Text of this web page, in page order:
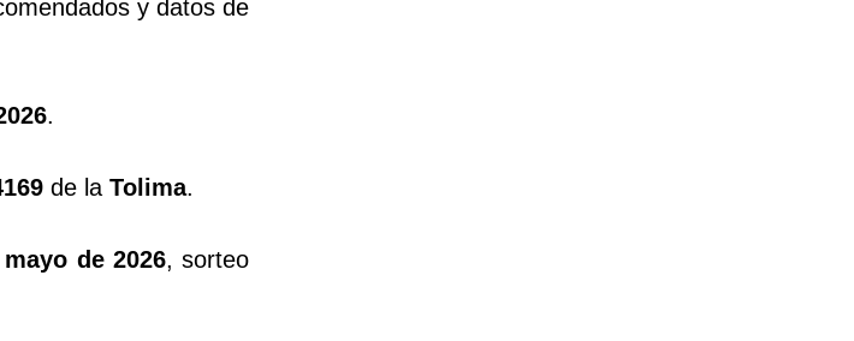
y datos de
.
de la Tolima.
de 2026, sorteo